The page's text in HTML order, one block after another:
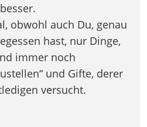
obwohl auch Du, genau
hast, nur Dinge,
immer noch
und Gifte, derer
versucht.